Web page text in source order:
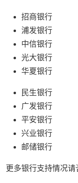
招商银行
浦发银行
中信银行
光大银行
华夏银行
民生银行
广发银行
平安银行
兴业银行
邮储银行
更多银行支持情况请